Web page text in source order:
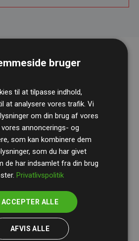
gennemgår løbende vores
for at sikre gennemsigtighed
at vores investeringer i
estimerede CO₂-
bruger
til at tilpasse indhold,
at analysere vores trafik. Vi
om din brug af vores
annoncerings- og
som kan kombinere dem
som du har givet
de har indsamlet fra din brug
Privatlivspolitik
ACCEPTER ALLE
AFVIS ALLE